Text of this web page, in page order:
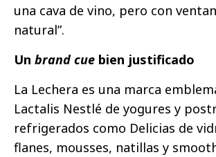
una cava de vino, pero con
natural”.
Un brand cue bien justificado
La Lechera es una marca
Lactalis Nestlé de yogures y
refrigerados como Delicias de
flanes, mousses, natillas y